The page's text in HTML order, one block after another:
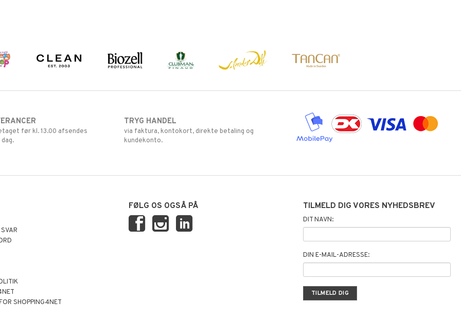
før kl. 13.00 afsendes
TRYG HANDEL
via faktura, kontokort, direkte betaling og
kundekonto.
SHOPPING4NET
FØLG OS OGSÅ PÅ TILMELD DIG VORES NYHEDSBREV
DIT NAVN:
DIN E-MAIL-ADRESSE: